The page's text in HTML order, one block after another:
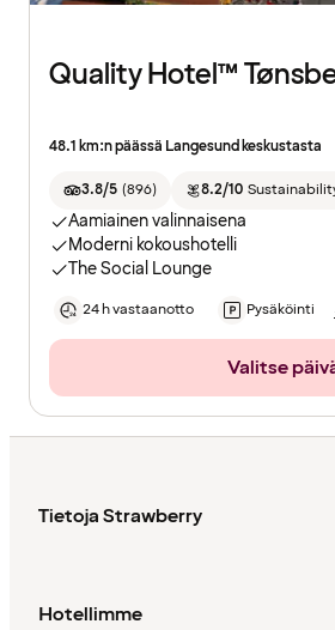
Quality Hotel™
48.1 km:n päässä Langesund keskustasta
3.8/5 (896) 8.2/10
Aamiainen valinnaisena
Moderni kokoushotelli
The Social Lounge
24 h vastaanotto Pysäköinti
Valitse
Tietoja Strawberry
Hotellimme